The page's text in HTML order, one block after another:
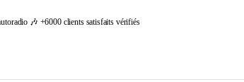
🎶 +6000 clients satisfaits vérifiés